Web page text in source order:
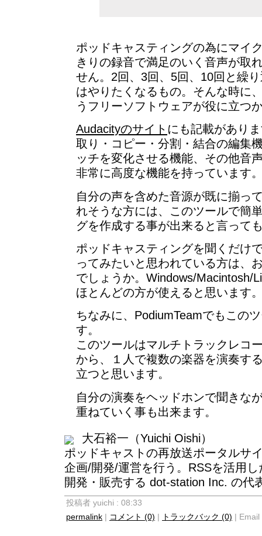
ポッドキャスティングの為にマイ
きりの録音で満足のいく音声が取
せん。2回、3回、5回、10回と繰
はやりたくなるもの。そんな時に
うフリーソフトウェアが役に立つ
Audacityのサイト にも記載があり
取り・コピー・分割・結合の編集
ッチを変化させる機能、その他音
非常に高度な機能を持っています
自分の声を含めた音源が既に揃っ
れそうな方には、このツールで簡
グを作成する事が出来ると言って
ポッドキャスティングを聞くだけ
ってみたいと思われている方は、
でしょうか。Windows/Macintosh/
ほとんどの方が使えると思います
ちなみに、PodiumTeamでもこの
す。
このツールはマルチトラックレコ
から、１人で複数の楽器を演奏す
立つと思います。
自分の演奏をヘッドホンで聞きな
重ねていく事も出来ます。
大石裕一（Yuichi Oishi）
ポッドキャストの再放送ポータルサ
企画/開発/運営を行う。RSSを活用
開発・販売する dot-station Inc. の代
投稿者 yuichi : 08:33
permalink | コメント (0) | トラックバック (0) |